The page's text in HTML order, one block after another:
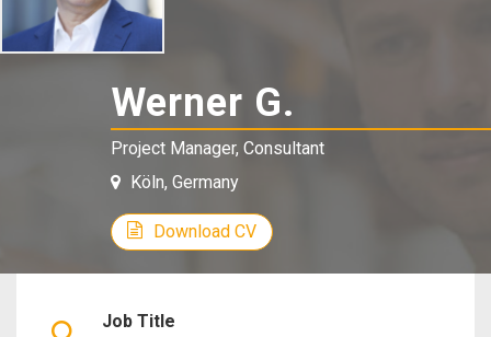
Werner G.
Project
Project Manager, Consultant
Köln, Germany
Download CV
Job Title